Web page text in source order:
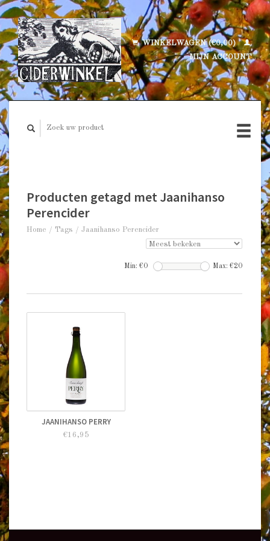
WINKELWAGEN (€0,00)
MIJN ACCOUNT
Producten getagd met Jaanihanso
Perencider
Home / Tags / Jaanihanso Perencider
Min: €0 Max: €20
JAANIHANSO PERRY
€16,95